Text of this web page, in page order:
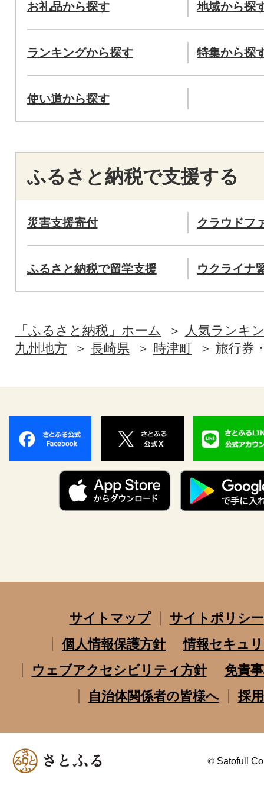
お礼品から探す 地域から探
ランキングから探す 特集から探
使い道から探す
ふるさと納税で支援する
災害支援寄付 クラウドフ
ふるさと納税で留学支援 ウクライナ
「ふるさと納税」ホーム
人気ランキ
九州地方
長崎県 時津町 旅行券
サイトマップ
サイトポリシー
個人情報保護方針
情報セキュ
ウェブアクセシビリティ方針
免責
自治体関係者の皆様へ
採
© Satofull